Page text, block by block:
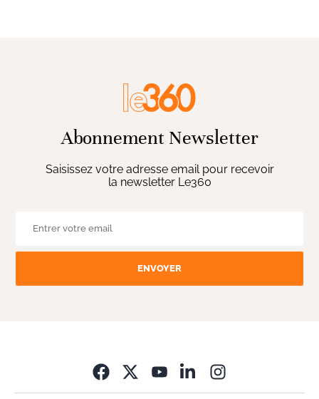
Abonnement Newsletter
Saisissez votre adresse email pour recevoir
la newsletter Le360
ENVOYER